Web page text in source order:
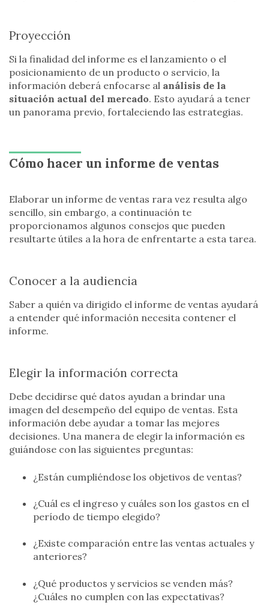
Proyección
Si la finalidad del informe es el lanzamiento o el
posicionamiento de un producto o servicio, la
información deberá enfocarse al análisis de la
situación actual del mercado. Esto ayudará a tener
un panorama previo, fortaleciendo las estrategias.
Cómo hacer un informe de ventas
Elaborar un informe de ventas rara vez resulta algo
sencillo, sin embargo, a continuación te
proporcionamos algunos consejos que pueden
resultarte útiles a la hora de enfrentarte a esta tarea.
Conocer a la audiencia
Saber a quién va dirigido el informe de ventas ayudará
a entender qué información necesita contener el
informe.
Elegir la información correcta
Debe decidirse qué datos ayudan a brindar una
imagen del desempeño del equipo de ventas. Esta
información debe ayudar a tomar las mejores
decisiones. Una manera de elegir la información es
guiándose con las siguientes preguntas:
¿Están cumpliéndose los objetivos de ventas?
¿Cuál es el ingreso y cuáles son los gastos en el
período de tiempo elegido?
¿Existe comparación entre las ventas actuales y
anteriores?
¿Qué productos y servicios se venden más?
¿Cuáles no cumplen con las expectativas?